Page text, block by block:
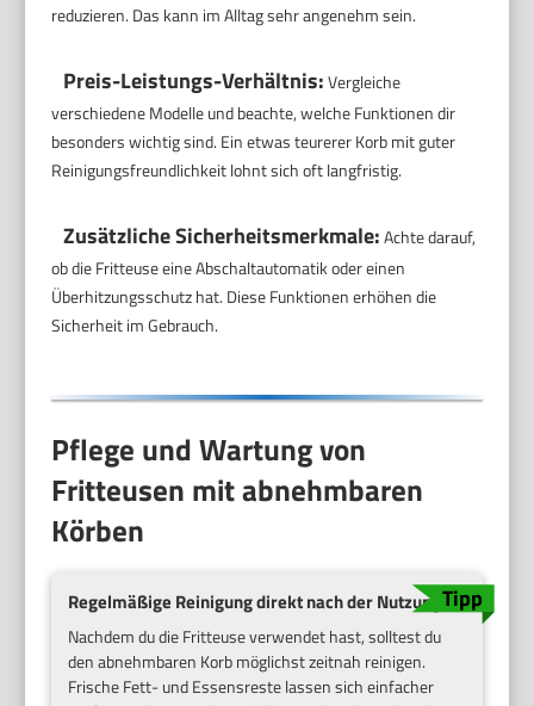
reduzieren. Das kann im Alltag sehr angenehm sein.
Preis-Leistungs-Verhältnis:Vergleiche
verschiedene Modelle und beachte, welche Funktionen dir
besonders wichtig sind. Ein etwas teurerer Korb mit guter
Reinigungsfreundlichkeit lohnt sich oft langfristig.
Zusätzliche Sicherheitsmerkmale:Achte darauf,
ob die Fritteuse eine Abschaltautomatik oder einen
Überhitzungsschutz hat. Diese Funktionen erhöhen die
Sicherheit im Gebrauch.
Pflege und Wartung von
Fritteusen mit abnehmbaren
Körben
Regelmäßige Reinigung direkt nach der Nutzung
Nachdem du die Fritteuse verwendet hast, solltest du
den abnehmbaren Korb möglichst zeitnah reinigen.
Frische Fett- und Essensreste lassen sich einfacher